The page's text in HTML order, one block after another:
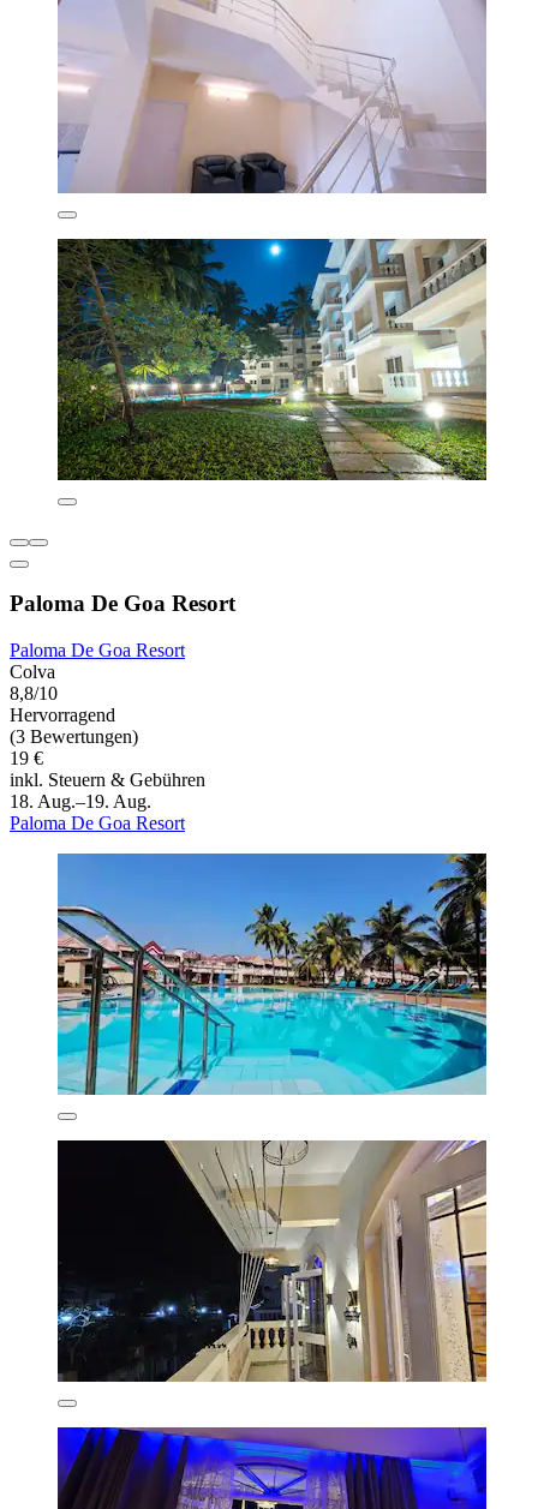
Paloma De Goa Resort
Paloma De Goa Resort
Colva
8,8/10
Hervorragend
(3 Bewertungen)
19 €
inkl. Steuern & Gebühren
18. Aug.–19. Aug.
Paloma De Goa Resort